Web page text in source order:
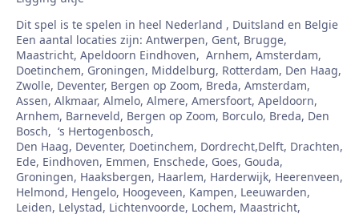
Dit spel is te spelen in heel Nederland , Duitsland en Belgie
Een aantal locaties zijn: Antwerpen, Gent, Brugge,
Maastricht, Apeldoorn Eindhoven, Arnhem, Amsterdam,
Doetinchem, Groningen, Middelburg, Rotterdam, Den Haag,
Zwolle, Deventer, Bergen op Zoom, Breda, Amsterdam,
Assen, Alkmaar, Almelo, Almere, Amersfoort, Apeldoorn,
Arnhem, Barneveld, Bergen op Zoom, Borculo, Breda, Den
Bosch, ‘s Hertogenbosch,
Den Haag, Deventer, Doetinchem, Dordrecht,Delft, Drachten,
Ede, Eindhoven, Emmen, Enschede, Goes, Gouda,
Groningen, Haaksbergen, Haarlem, Harderwijk, Heerenveen,
Helmond, Hengelo, Hoogeveen, Kampen, Leeuwarden,
Leiden, Lelystad, Lichtenvoorde, Lochem, Maastricht,